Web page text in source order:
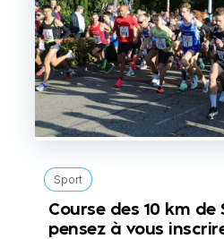
Sport
Course des 10 km de
pensez à vous